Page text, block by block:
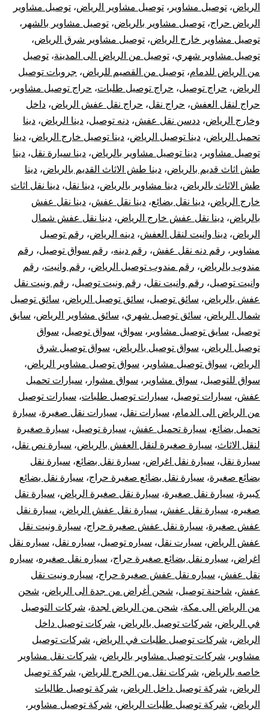
الرياض، توصيل مشاوير ، توصيل مشاوير الرياض، توصيل مشاوير
الرياض حراج، توصيل مشاوير بالرياض، توصيل مشاوير بالشهر ،
توصيل مشاوير خارج الرياض، توصيل مشاوير شرق الرياض،
توصيل مشاوير شهري، توصيل من الرياض الى المدينة، توصيل
من الرياض للدمام، توصيل من القصيم للرياض، جروبات توصيل
الرياض، حراج توصيل، حراج توصيل طلبات، حراج توصيل مشاوير ،
حراج لنقل العفش، حراج نقل، حراج نقل عفش الرياض، داخل
وخارج الرياض، ددسن نقل عفش، دنه توصيل، دينا الرياض، دينا
تحميل الرياض، دينا توصيل الرياض، دينا توصيل خارج الرياض، دينا
توصيل مشاوير ، دينا توصيل مشاوير بالرياض، دينا سيارة نقل، دينا
طش اثاث قديم بالرياض، دينا طش الاثاث القديم بالرياض، دينا
طش الاثاث بالرياض، دينا مشاوير بالرياض، دينا نقل، دينا نقل اثاث
خارج الرياض، دينا نقل بضائع، دينا نقل عفش، دينا نقل عفش
بالرياض، دينا نقل عفش خارج الرياض، دينا نقل عفش شمال
الرياض، دينا وانيت لنقل العفش، دينه الرياض، رقم توصيل
مشاوير ، رقم دنه نقل عفش، رقم دينه، رقم سواق توصيل، رقم
مندوب بالرياض، رقم مندوب توصيل الرياض، رقم وانيت، رقم
وانيت توصيل، رقم وانيت نقل، رقم ونيت توصيل، رقم ونيت نقل
عفش بالرياض، سائق توصيل، سائق توصيل الرياض، سائق توصيل
شمال الرياض، سائق توصيل شهري، سائق مشاوير الرياض، سايق
توصيل، سايق توصيل مشاوير ، سواق، سواق توصيل، سواق
توصيل الرياض، سواق توصيل بالرياض، سواق توصيل شرق
الرياض، سواق توصيل مشاوير ، سواق توصيل مشاوير الرياض،
سواق للتوصيل، سواق مشاوير ، سواق مشوار ، سيارات تحميل
عفش، سيارات توصيل، سيارات توصيل طلبات، سيارات توصيل
من الرياض الى الدمام، سيارات نقل، سيارات نقل صغيرة، سيارة
تحميل بضائع، سيارة تحميل عفش، سيارة توصيل، سيارة صغيرة
لنقل الاثاث، سيارة صغيرة لنقل العفش بالرياض، سيارة نص نقل،
سيارة نقل، سيارة نقل اغراض، سيارة نقل بضائع، سيارة نقل
بضائع صغيرة، سيارة نقل بضائع صغيرة حراج، سيارة نقل بضائع
كبيرة، سيارة نقل صغيرة، سيارة نقل صغيرة الرياض، سيارة نقل
صغيره، سيارة نقل عفش، سيارة نقل عفش الرياض، سيارة نقل
عفش صغيرة، سيارة نقل عفش صغيرة حراج، سيارة ونيت نقل
عفش الرياض، سيارت نقل، سياره توصيل، سياره نقل، سياره نقل
اغراض، سياره نقل بضائع صغيرة حراج، سياره نقل صغيره، سياره
نقل عفش، سياره نقل عفش صغيرة حراج، سياره ونيت نقل
عفش، شاحنة توصيل، شحن أغراض من جدة الى الرياض، شحن
من الرياض الى مكة، شحن من الرياض لجدة، شركات التوصيل
في الرياض، شركات توصيل بالرياض، شركات توصيل داخل
الرياض، شركات توصيل طلبات في الرياض، شركات توصيل
مشاوير ، شركات توصيل مشاوير بالرياض، شركات نقل مشاوير
خاصه بالرياض، شركات نقل من الخرج للرياض، شركة توصيل
الرياض، شركة توصيل داخل الرياض، شركة توصيل طالبات
الرياض، شركة توصيل طلبات الرياض، شركة توصيل مشاوير ،